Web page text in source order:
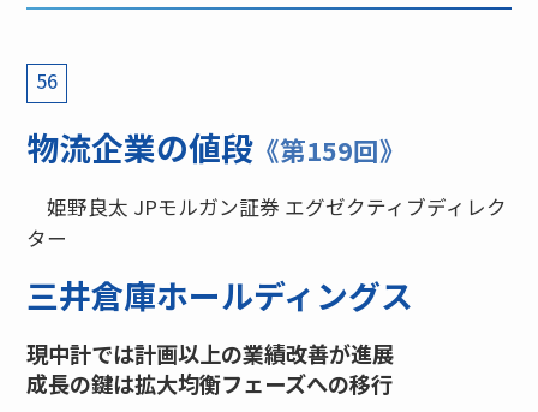
56
物流企業の値段 《第159回》
姫野良太 JPモルガン証券 エグゼクティブディレク
ター
三井倉庫ホールディングス
現中計では計画以上の業績改善が進展
成長の鍵は拡大均衡フェーズへの移行